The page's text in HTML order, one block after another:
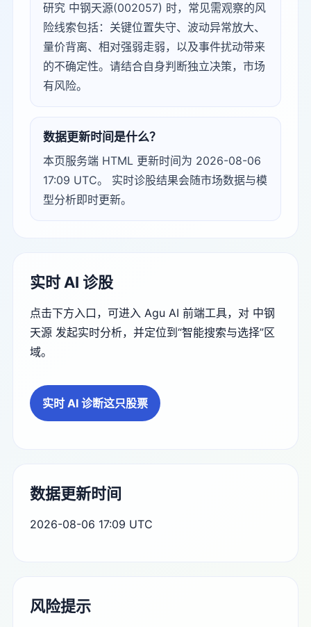
研究 中钢天源(002057) 时，常见需观察的风
险线索包括：关键位置失守、波动异常放大、
量价背离、相对强弱走弱，以及事件扰动带来
的不确定性。请结合自身判断独立决策，市场
有风险。
数据更新时间是什么？
本页服务端 HTML 更新时间为 2026-08-06
17:09 UTC。 实时诊股结果会随市场数据与模
型分析即时更新。
实时 AI 诊股
点击下方入口，可进入 Agu AI 前端工具，对 中钢
天源 发起实时分析，并定位到“智能搜索与选择”区
域。
实时 AI 诊断这只股票
数据更新时间
2026-08-06 17:09 UTC
风险提示